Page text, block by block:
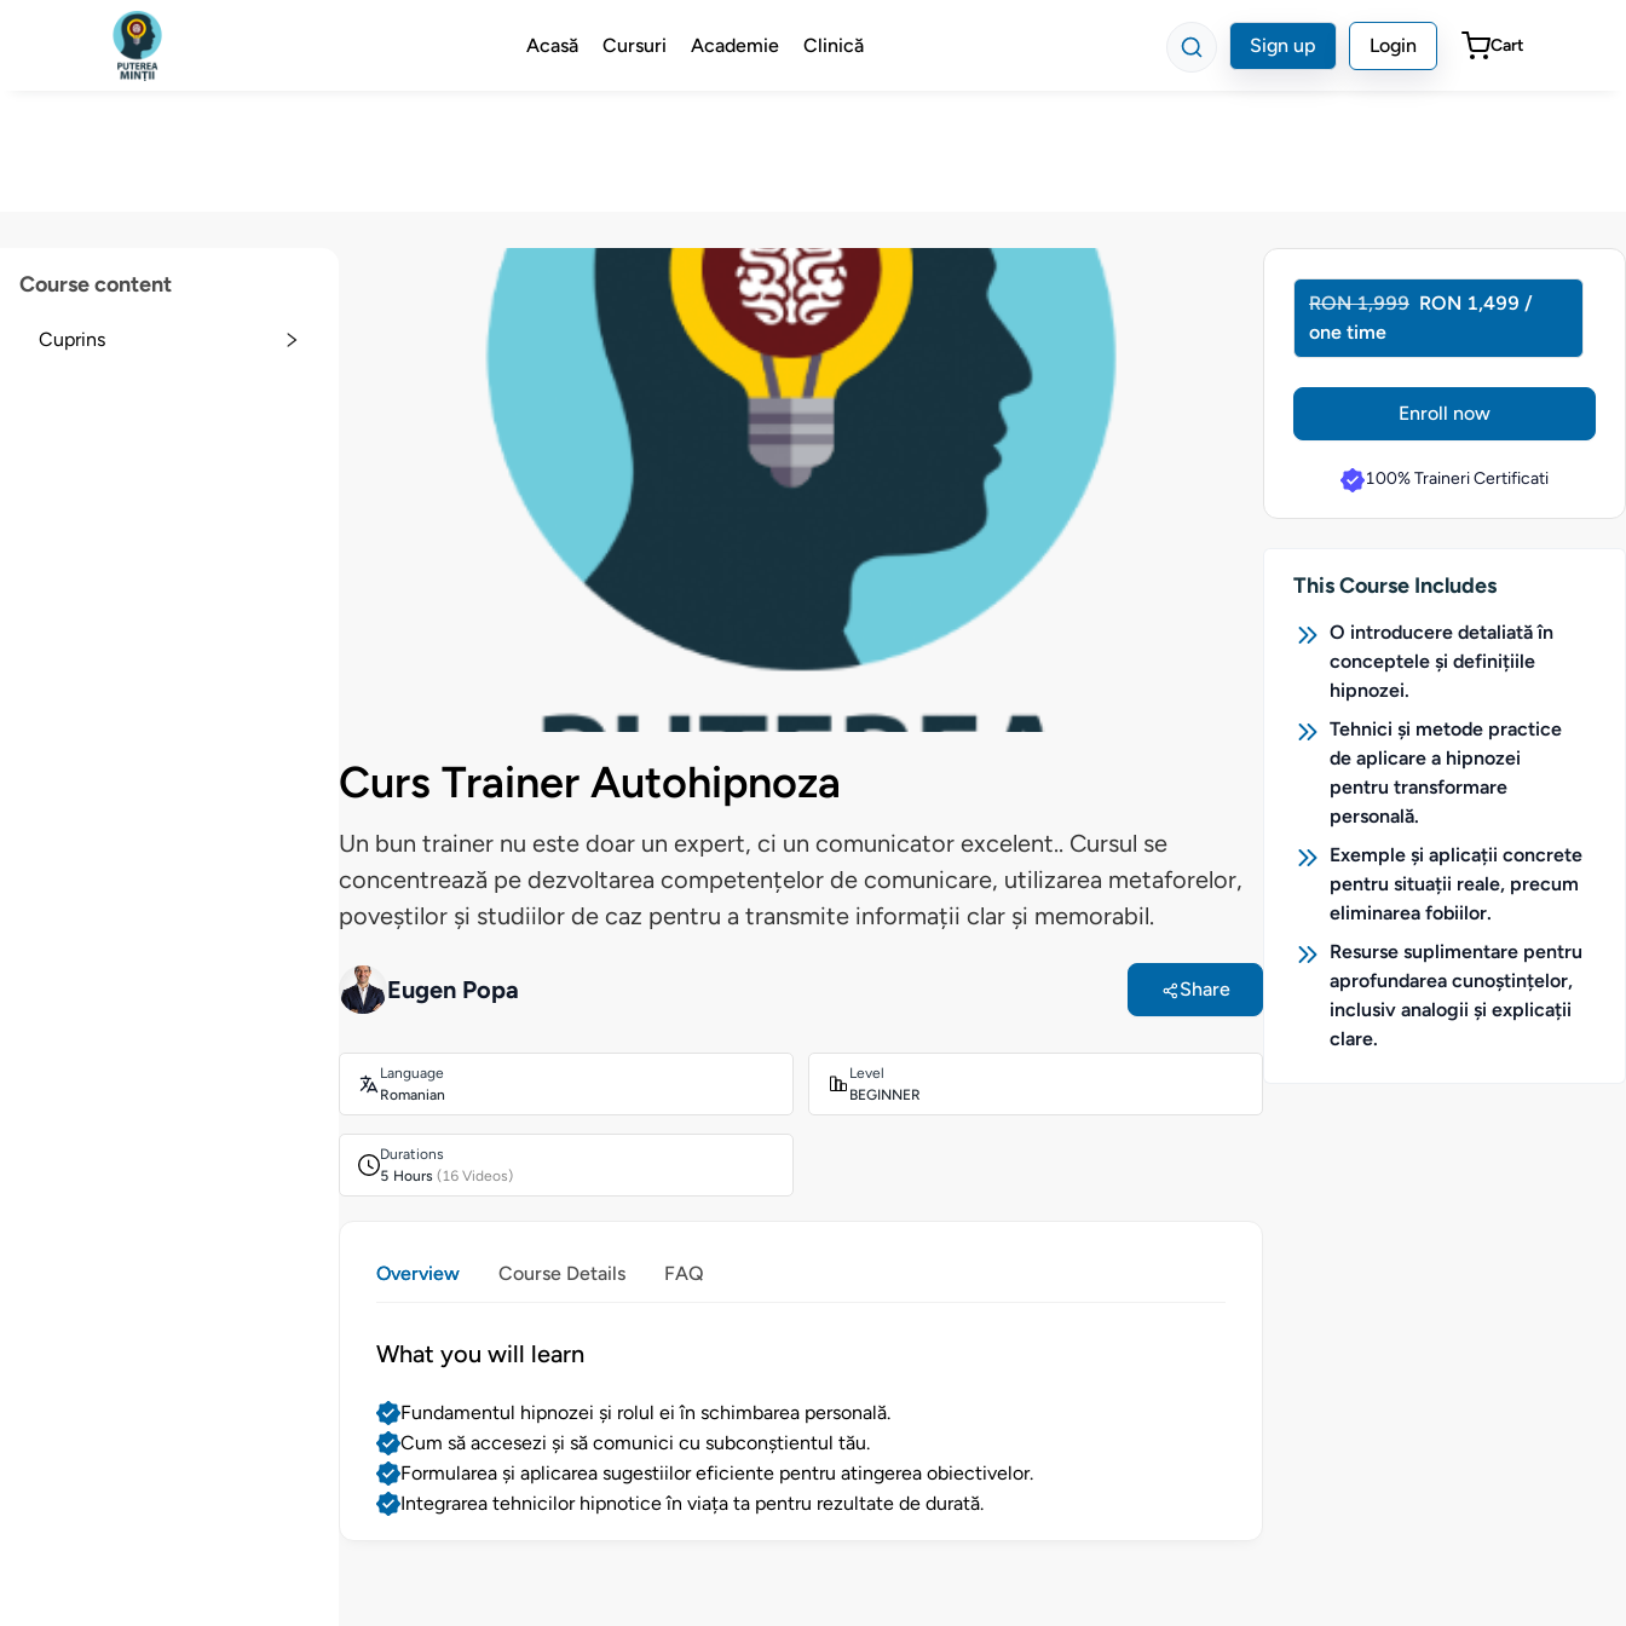
Acasă Cursuri Academie Clinică Sign up Login Cart
Course content
Cuprins
Curs Trainer Autohipnoza
Un bun trainer nu este doar un expert, ci un comunicator excelent.. Cursul se
concentrează pe dezvoltarea competențelor de comunicare, utilizarea metaforelor,
poveștilor și studiilor de caz pentru a transmite informații clar și memorabil.
Eugen Popa Share
Language
Romanian
Level
BEGINNER
Durations
5 Hours (16 Videos)
Overview Course Details FAQ
What you will learn
Fundamentul hipnozei și rolul ei în schimbarea personală.
Cum să accesezi și să comunici cu subconștientul tău.
Formularea și aplicarea sugestiilor eficiente pentru atingerea obiectivelor.
Integrarea tehnicilor hipnotice în viața ta pentru rezultate de durată.
RON 1,999 RON 1,499 /
one time
Enroll now
100% Traineri Certificati
This Course Includes
O introducere detaliată în
conceptele și definițiile
hipnozei.
Tehnici și metode practice
de aplicare a hipnozei
pentru transformare
personală.
Exemple și aplicații concrete
pentru situații reale, precum
eliminarea fobiilor.
Resurse suplimentare pentru
aprofundarea cunoștințelor,
inclusiv analogii și explicații
clare.